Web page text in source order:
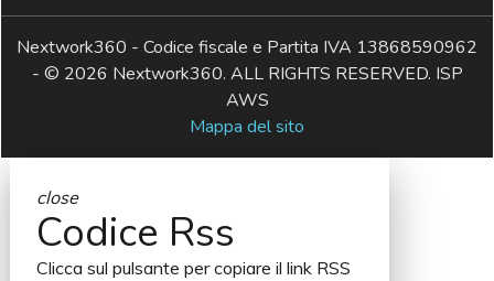
Nextwork360 - Codice fiscale e Partita IVA 13868590962
- © 2026 Nextwork360. ALL RIGHTS RESERVED. ISP
AWS
Mappa del sito
close
Codice Rss
Clicca sul pulsante per copiare il link RSS